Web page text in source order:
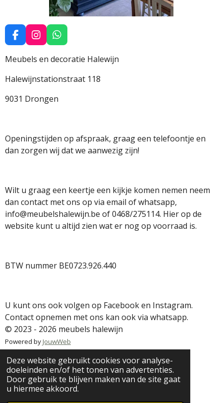
Deze website gebruikt cookies voor analyse-
doeleinden en/of het tonen van advertenties.
Door gebruik te blijven maken van de site gaat
u hiermee akkoord.
F
a
c
b
o
o
k
I
n
s
a
g
r
a
W
h
a
s
A
p
p
Meubels en decoratie Halewijn
Halewijnstationstraat 118
9031 Drongen
Openingstijden op afspraak, graag een telefoontje en
dan zorgen wij dat we aanwezig zijn!
Wilt u graag een keertje een kijkje komen nemen neem
dan contact met ons op via email of whatsapp,
info@meubelshalewijn.be of 0468/275114. Hier op de
website kunt u altijd zien wat er nog op voorraad is.
BTW nummer BE0723.926.440
U kunt ons ook volgen op Facebook en Instagram.
Contact opnemen met ons kan ook via whatsapp.
© 2023 - 2026 meubels halewijn
Powered byJouwWeb